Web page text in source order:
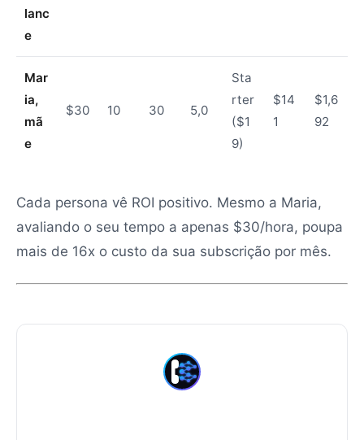
lanc
e
Mar
ia,
mã
e
$30 10 30 5,0
Sta
rter
($1
9)
$14
1
$1,6
92
Cada persona vê ROI positivo. Mesmo a Maria,
avaliando o seu tempo a apenas $30/hora, poupa
mais de 16x o custo da sua subscrição por mês.